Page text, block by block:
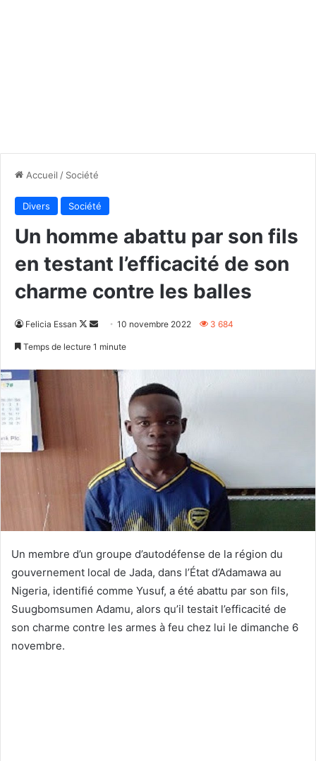
Accueil / Société
Divers Société
Un homme abattu par son fils
en testant l’efficacité de son
charme contre les balles
Felicia Essan
Follow
Envoyer10 novembre 2022 3 684
Temps de lecture 1 minute
Un membre d’un groupe d’autodéfense de la région du
gouvernement local de Jada, dans l’État d’Adamawa au
Nigeria, identifié comme Yusuf, a été abattu par son fils,
Suugbomsumen Adamu, alors qu’il testait l’efficacité de
son charme contre les armes à feu chez lui le dimanche 6
novembre.